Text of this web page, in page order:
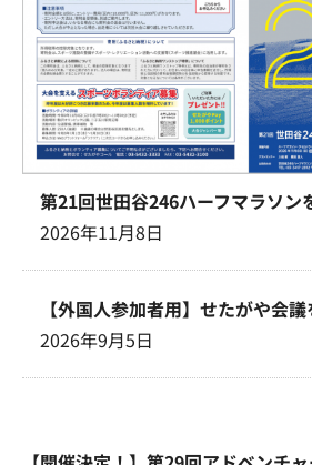
第21回世田谷246ハーフマラソン
2026年11月8日
【外国人参加者用】せたがや会
2026年9月5日